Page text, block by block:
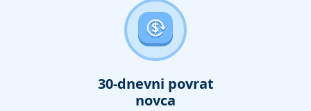
30-dnevni povrat
novca